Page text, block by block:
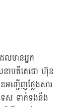
លមានអ្នក
ាបតីតេជោ ហ៊ុន
អញ្ជើញថ្លែងសារ
េស ទាក់ទងនឹង